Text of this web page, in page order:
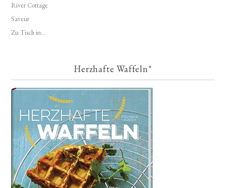
River Cottage
Saveur
Zu Tisch in...
Herzhafte Waffeln*